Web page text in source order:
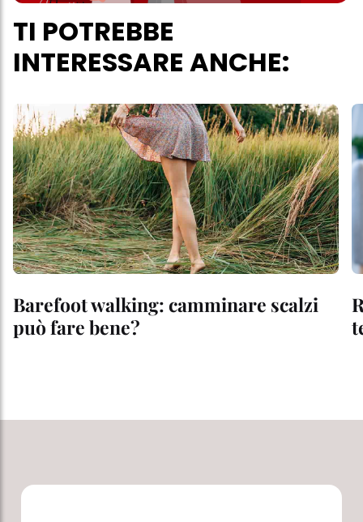
TI POTREBBE
INTERESSARE ANCHE:
Barefoot walking: camminare scalzi
può fare bene?